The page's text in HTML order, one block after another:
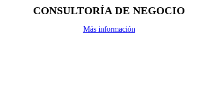
CONSULTORÍA DE NEGOCIO
Más información